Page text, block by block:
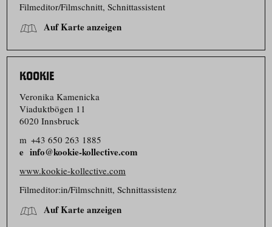
Filmeditor/​Filmschnitt, Schnittassistent
Auf Karte anzeigen
KOOKIE
Veronika Kamenicka
Viaduktbögen 11
6020 Innsbruck
m +43 650 263 1885
info@kookie-kollective.com
www.kookie-kollective.com
Filmeditor:in/​Filmschnitt, Schnittassistenz
Auf Karte anzeigen